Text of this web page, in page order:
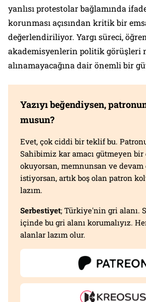
yanlısı protestolar bağlamında
korunması açısından kritik bir
değerlendiriliyor. Yargı süreci,
akademisyenlerin politik görüşleri
alınamayacağına dair önemli bir
Yazıyı beğendiysen,
musun?
Evet, çok ciddi bir teklif bu.
Sahibimiz kar amacı gütmeyen
okuyorsan, memnunsan ve
istiyorsan, artık boş olan patron
lazım.
Serbestiyet; Türkiye'nin gri alanı.
içinde bu gri alanı korumalıyız.
alanlar lazım olur.